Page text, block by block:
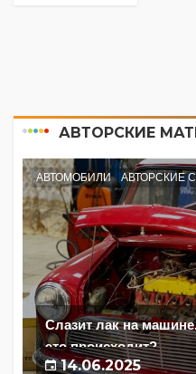
АВТОРСКИЕ
АВТОМОБИЛИ АВТОРСКИЕ
Слазит лак на
это происходит?
14.06.2025